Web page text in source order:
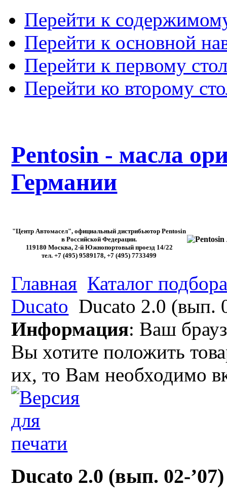
Перейти к
Перейти к основной
Перейти к первому
Перейти ко второму
Pentosin - масла
Германии
"Центр Автомасел", официальный дистрибьютор Pentosin
в Российской Федерации.
119180 Москва, 2-й Южнопортовый проезд 14/22
тел. +7 (495) 9589178, +7 (495) 7733499
Главная Каталог
Ducato Ducato 2.0 (вып.
Информация: Ваш
Вы хотите положить
их, то Вам необходимо
Ducato 2.0 (вып. 02-